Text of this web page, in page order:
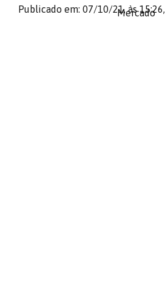
Publicado em: 07/10/21,às 15:26,
Mercado